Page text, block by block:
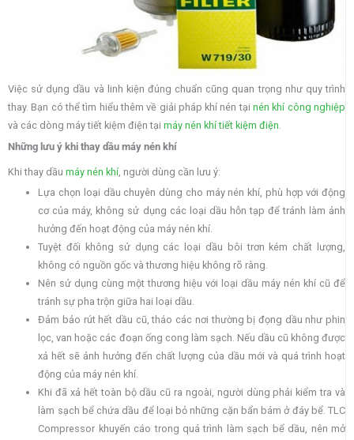
Việc sử dụng dầu và linh kiện đúng chuẩn cũng quan trọng như quy trình
thay. Bạn có thể tìm hiểu thêm về giải pháp khí nén tạinén khí công nghiệp
và các dòng máy tiết kiệm điện tại máy nén khí tiết kiệm điện
Những lưu ý khi thay dầu máy nén khí
Khi thay dầu máy nén khí , người dùng cần lưu ý:
Lựa chọn loại dầu chuyên dùng cho máy nén khí, phù hợp với động
cơ của máy, không sử dụng các loại dầu hỗn tạp để tránh làm ảnh
hưởng đến hoạt động của máy nén khí.
Tuyệt đối không sử dụng các loại dầu bôi trơn kém chất lượng,
không có nguồn gốc và thương hiệu không rõ ràng.
Nên sử dụng cùng một thương hiệu với loại dầu máy nén khí cũ để
tránh sự pha trộn giữa hai loại dầu.
Đảm bảo rút hết dầu cũ, tháo các nơi thường bị đọng dầu như phin
lọc, van hoặc các đoạn ống cong làm sạch. Nếu dầu cũ không được
xả hết sẽ ảnh hưởng đến chất lượng của dầu mới và quá trình hoạt
động của máy nén khí.
Khi đã xả hết toàn bộ dầu cũ ra ngoài, người dùng phải kiểm tra và
làm sạch bể chứa dầu để loại bỏ những cặn bẩn bám ở đáy bể. TLC
Compressor khuyến cáo trong quá trình làm sạch bể dầu, nên mở